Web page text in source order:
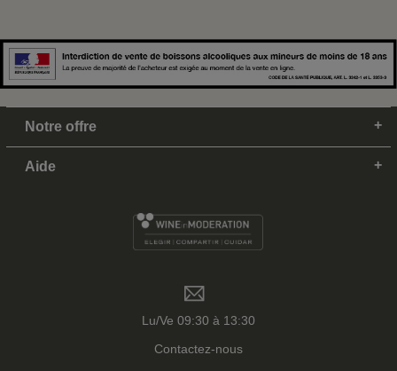
Notre offre
Aide
Lu/Ve 09:30 à 13:30
Contactez-nous